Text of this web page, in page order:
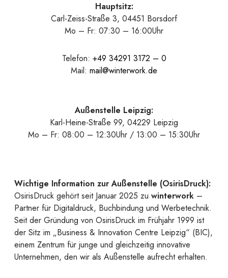
Hauptsitz:
Carl-Zeiss-Straße 3, 04451 Borsdorf
Mo – Fr: 07:30 – 16:00Uhr
Telefon: +49 34291 3172 – 0
Mail: mail@winterwork.de
Außenstelle Leipzig:
Karl-Heine-Straße 99, 04229 Leipzig
Mo – Fr: 08:00 – 12:30Uhr / 13:00 – 15:30Uhr
Wichtige Information zur Außenstelle (OsirisDruck):
OsirisDruck gehört seit Januar 2025 zu winterwork –
Partner für Digitaldruck, Buchbindung und Werbetechnik.
Seit der Gründung von OsirisDruck im Frühjahr 1999 ist
der Sitz im „Business & Innovation Centre Leipzig“ (BIC),
einem Zentrum für junge und gleichzeitig innovative
Unternehmen, den wir als Außenstelle aufrecht erhalten.